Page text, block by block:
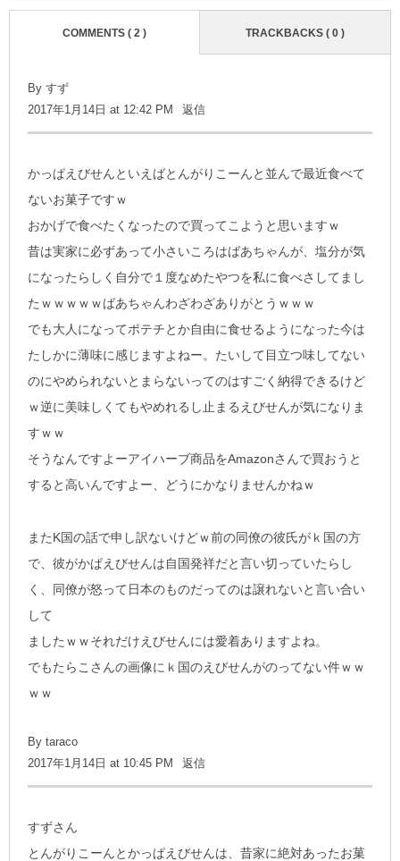
COMMENTS ( 2 ) TRACKBACKS ( 0 )
By すず
2017年1月14日 at 12:42 PM
返信
かっぱえびせんといえばとんがりこーんと並んで最近食べて
ないお菓子ですｗ
おかげで食べたくなったので買ってこようと思いますｗ
昔は実家に必ずあって小さいころはばあちゃんが、塩分が気
になったらしく自分で１度なめたやつを私に食べさしてまし
たｗｗｗｗｗばあちゃんわざわざありがとうｗｗｗ
でも大人になってポテチとか自由に食せるようになった今は
たしかに薄味に感じますよねー。たいして目立つ味してない
のにやめられないとまらないってのはすごく納得できるけど
ｗ逆に美味しくてもやめれるし止まるえびせんが気になりま
すｗｗ
そうなんですよーアイハーブ商品をAmazonさんで買おうと
すると高いんですよー、どうにかなりませんかねｗ
またK国の話で申し訳ないけどｗ前の同僚の彼氏がｋ国の方
で、彼がかぱえびせんは自国発祥だと言い切っていたらし
く、同僚が怒って日本のものだってのは譲れないと言い合い
して
ましたｗｗそれだけえびせんには愛着ありますよね。
でもたらこさんの画像にｋ国のえびせんがのってない件ｗｗ
ｗｗ
By taraco
2017年1月14日 at 10:45 PM
返信
すずさん
とんがりこーんとかっぱえびせんは、昔家に絶対あったお菓